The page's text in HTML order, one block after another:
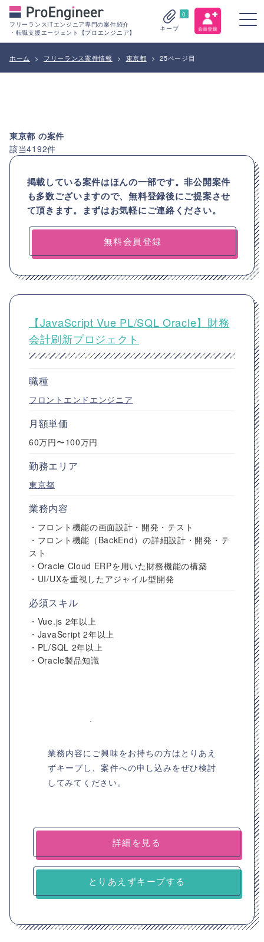
フリーランスITエンジニア専門の案件紹介
・転職支援エージェント【プロエンジニア】
0
キープ
ホーム > フリーランス案件情報 > 東京都 > 25ページ目
東京都 の案件
該当4192件
掲載している案件はほんの一部です。非公開案件
も多数ございますので、無料登録後にご提案させ
て頂きます。まずはお気軽にご連絡ください。
無料会員登録
【JavaScript Vue PL/SQL Oracle】財務
会計刷新プロジェクト
職種
フロントエンドエンジニア
月額単価
60万円〜100万円
勤務エリア
東京都
業務内容
・フロント機能の画面設計・開発・テスト
・フロント機能（BackEnd）の詳細設計・開発・テ
スト
・Oracle Cloud ERPを用いた財務機能の構築
・UI/UXを重視したアジャイル型開発
必須スキル
・Vue.js 2年以上
・JavaScript 2年以上
・PL/SQL 2年以上
・Oracle製品知識
業務内容にご興味をお持ちの方はとりあえ
ずキープし、案件への申し込みをぜひ検討
してみてください。
詳細を見る
とりあえずキープする